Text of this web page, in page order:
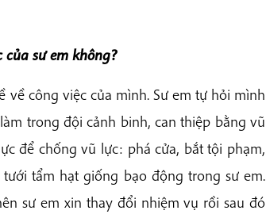
sư em không?
về công việc của mình. Sư em tự hỏi mình
trong đội cảnh binh, can thiệp bằng vũ
để chống vũ lực: phá cửa, bắt tội phạm,
tẩm hạt giống bạo động trong sư em.
sư em xin thay đổi nhiệm vụ rồi sau đó